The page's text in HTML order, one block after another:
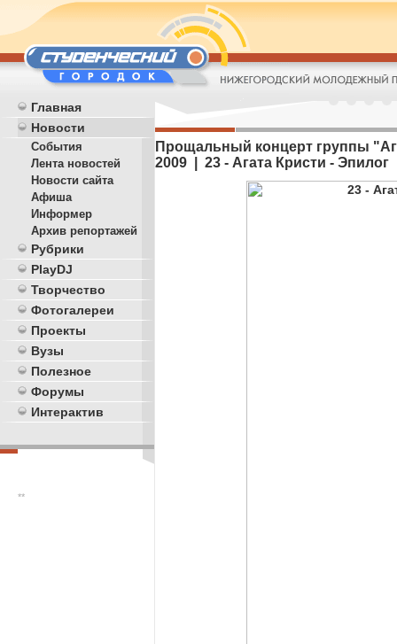
Главная
Новости
События
Лента новостей
Новости сайта
Афиша
Информер
Архив репортажей
Рубрики
PlayDJ
Творчество
Фотогалереи
Проекты
Вузы
Полезное
Форумы
Интерактив
**
Прощальный концерт группы
2009 | 23 - Агата Кристи - Эпилог